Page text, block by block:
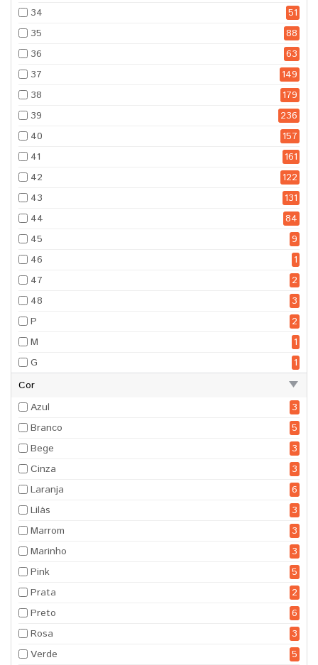
34
51
35
88
36
63
37
149
38
179
39
236
40
157
41
161
42
122
43
131
44
84
45
9
46
1
47
2
48
3
P
2
M
1
G
1
Cor
Azul
3
Branco
5
Bege
3
Cinza
3
Laranja
6
Lilás
3
Marrom
3
Marinho
3
Pink
5
Prata
2
Preto
6
Rosa
3
Verde
5